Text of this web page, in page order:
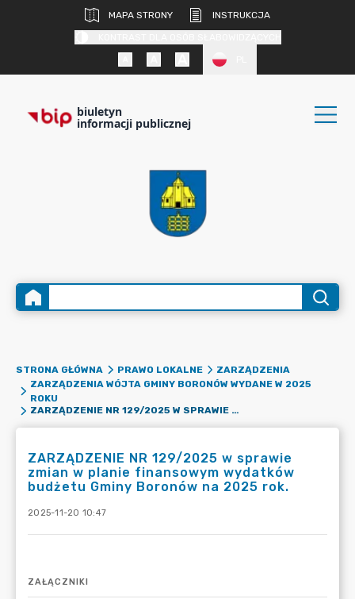
MAPA STRONY
INSTRUKCJA
biuletyn
informacji publicznej
STRONA GŁÓWNA PRAWO LOKALNE
ZARZĄDZENIA
ZARZĄDZENIA WÓJTA GMINY BORONÓW WYDANE W 2025
ROKU
ZARZĄDZENIE NR 129/2025 W SPRAWIE ZMIAN W PLANIE FINANSOWYM WYDATKÓW BUDŻETU GMINY BORONÓW NA 2025 ROK.
ZARZĄDZENIE NR 129/2025 w sprawie
zmian w planie finansowym wydatków
budżetu Gminy Boronów na 2025 rok.
2025-11-20 10:47
ZAŁĄCZNIKI